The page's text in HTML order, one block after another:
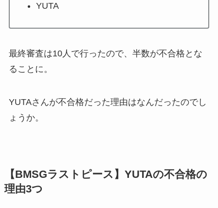
YUTA
最終審査は10人で行ったので、半数が不合格とな
ることに。
YUTAさんが不合格だった理由はなんだったのでし
ょうか。
【BMSGラストピース】YUTAの不合格の
理由3つ